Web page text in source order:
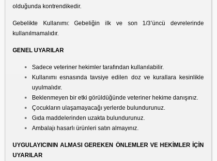
olduğunda kontrendikedir.
Gebelikte Kullanımı: Gebeliğin ilk ve son 1/3’üncü devrelerinde
kullanılmamalıdır.
GENEL UYARILAR
Sadece veteriner hekimler tarafından kullanılabilir.
Kullanımı esnasında tavsiye edilen doz ve kurallara kesinlikle
uyulmalıdır.
Beklenmeyen bir etki görüldüğünde veteriner hekime danışınız.
Çocukların ulaşamayacağı yerlerde bulundurunuz.
Gıda maddelerinden uzakta bulundurunuz.
Ambalajı hasarlı ürünleri satın almayınız.
UYGULAYICININ ALMASI GEREKEN ÖNLEMLER VE HEKİMLER İÇİN
UYARILAR